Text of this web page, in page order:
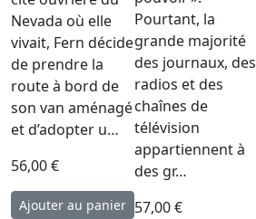
Nevada où elle
vivait, Fern décide
de prendre la
route à bord de
son van aménagé
et d’adopter u…
56,00 €
Pourtant, la
grande majorité
des journaux, des
radios et des
chaînes de
télévision
appartiennent à
des gr…
57,00 €